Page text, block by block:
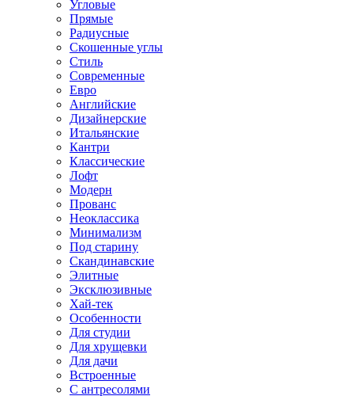
Угловые
Прямые
Радиусные
Скошенные углы
Стиль
Современные
Евро
Английские
Дизайнерские
Итальянские
Кантри
Классические
Лофт
Модерн
Прованс
Неоклассика
Минимализм
Под старину
Скандинавские
Элитные
Эксклюзивные
Хай-тек
Особенности
Для студии
Для хрущевки
Для дачи
Встроенные
С антресолями